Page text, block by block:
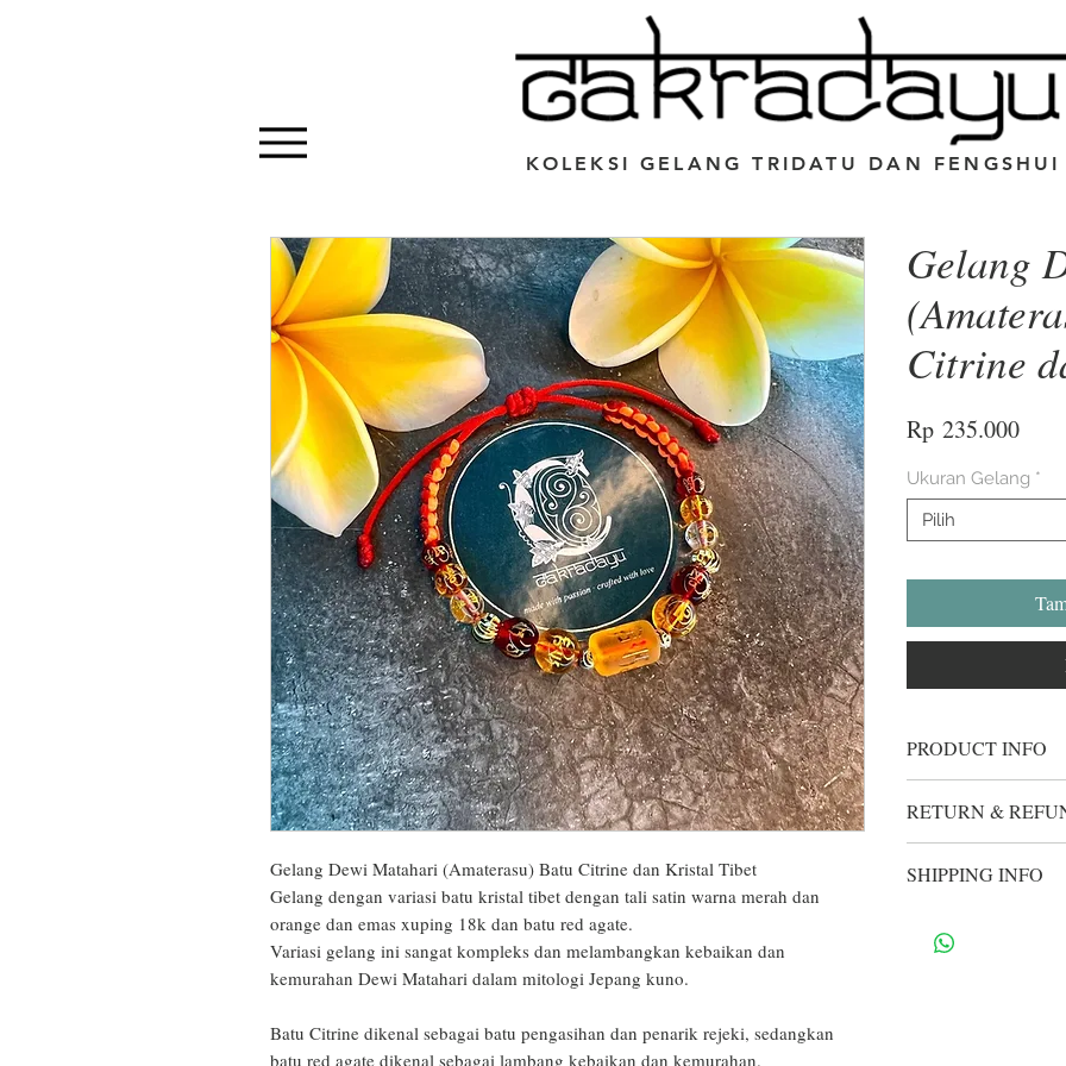
KOLEKSI GELANG TRIDATU DAN FENGSHUI
Gelang Dewi Matahari (Amaterasu) Batu Citrine dan Kristal Tibet
Gelang dengan variasi batu kristal tibet dengan tali satin warna merah dan
orange dan emas xuping 18k dan batu red agate.
Variasi gelang ini sangat kompleks dan melambangkan kebaikan dan
kemurahan Dewi Matahari dalam mitologi Jepang kuno.
Batu Citrine dikenal sebagai batu pengasihan dan penarik rejeki, sedangkan
batu red agate dikenal sebagai lambang kebaikan dan kemurahan.
Gelang
Citrine
Rp 235.000Harga
Ukuran Gelang *
Pilih
PRODUCT INFO
hanya sekedar
upacara atau doa
orang dari
RETURN &
model/warna,
secepat mungkin.
SHIPPING INFO
pengecekan dan